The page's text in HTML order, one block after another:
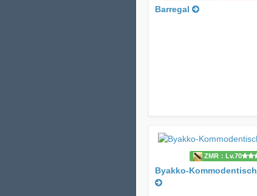
Barregal
ZMR：Lv.70
Byakko-Kommodentisch